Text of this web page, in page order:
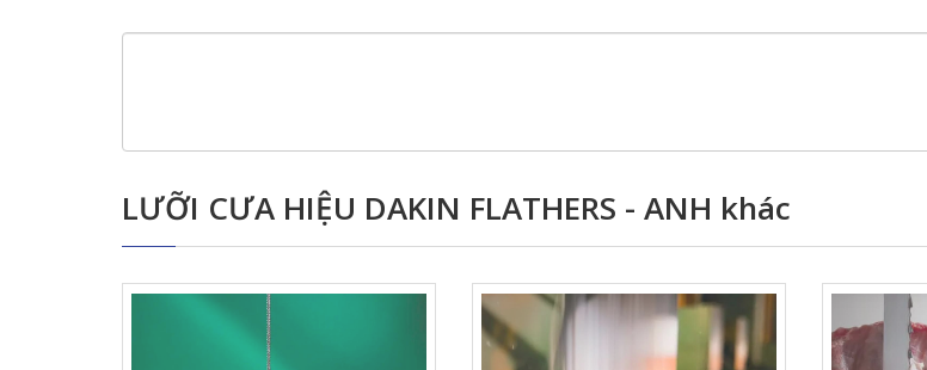
LƯỠI CƯA HIỆU DAKIN FLATHERS - ANH khác